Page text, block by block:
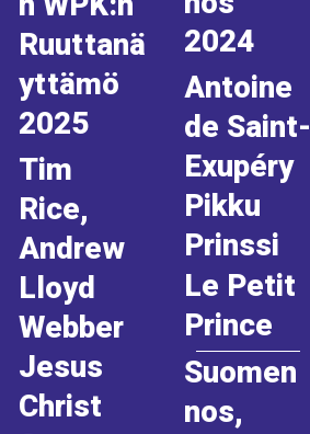
Ruuttanä
yttämö
2025
Tim
Rice,
Andrew
Lloyd
Webber
Jesus
Christ
2024
Antoine
de Saint-
Exupéry
Pikku
Prinssi
Le Petit
Prince
Suomen
nos,